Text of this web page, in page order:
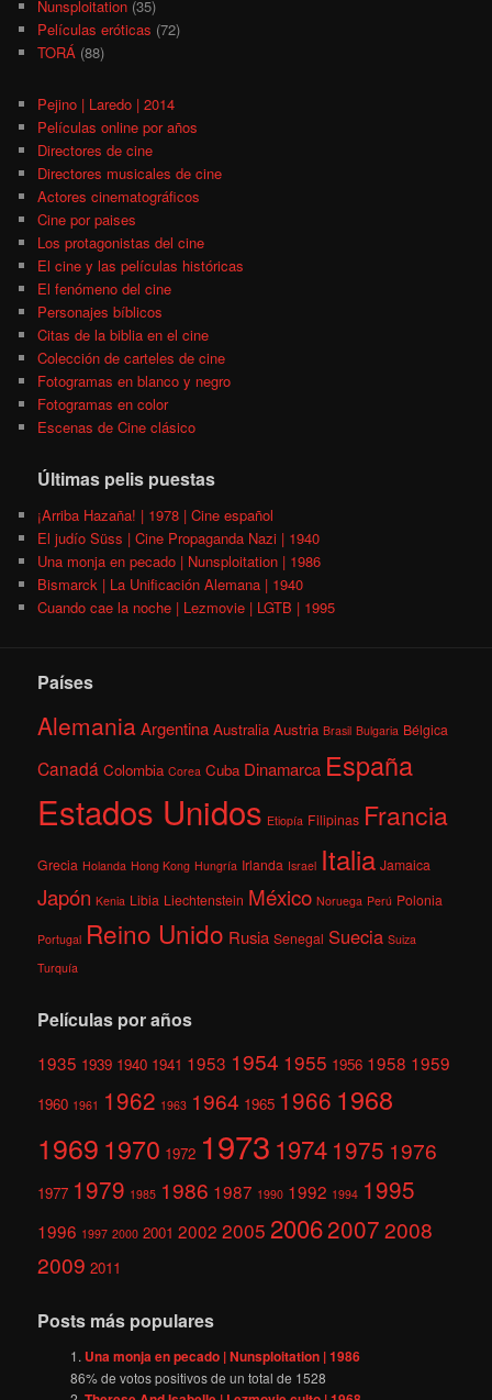
Nunsploitation (35)
Películas eróticas (72)
TORÁ (88)
Pejino | Laredo | 2014
Películas online por años
Directores de cine
Directores musicales de cine
Actores cinematográficos
Cine por paises
Los protagonistas del cine
El cine y las películas históricas
El fenómeno del cine
Personajes bíblicos
Citas de la biblia en el cine
Colección de carteles de cine
Fotogramas en blanco y negro
Fotogramas en color
Escenas de Cine clásico
Últimas pelis puestas
¡Arriba Hazaña! | 1978 | Cine español
El judío Süss | Cine Propaganda Nazi | 1940
Una monja en pecado | Nunsploitation | 1986
Bismarck | La Unificación Alemana | 1940
Cuando cae la noche | Lezmovie | LGTB | 1995
Países
AlemaniaArgentina Australia Austria Brasil Bulgaria Bélgica
Canadá Colombia Corea Cuba Dinamarca España
Estados Unidos Etiopía Filipinas Francia
Grecia Holanda Hong Kong Hungría Irlanda Israel Italia Jamaica
Japón Kenia Libia Liechtenstein México Noruega Perú Polonia
Portugal Reino Unido Rusia Senegal Suecia Suiza
Turquía
Películas por años
1935 1939 1940 1941 1953 1954 1955 1956 1958 1959
1960 1961 1962 1963 1964 1965 1966 1968
1969 1970 1972 1973 1974 1975 1976
1977 1979 1985 1986 1987 1990 1992 1994 1995
1996 1997 2000 2001 2002 2005 200620072008
2009 2011
Posts más populares
Una monja en pecado | Nunsploitation | 1986
86% de votos positivos de un total de 1528